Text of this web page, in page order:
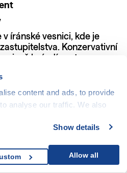
content and ads, to provide
analyse our traffic. We also
partners who may
from your use of their
Show details
Allow all
íránské vesnici, kde je
Konzervativní
brázdí cestu se svou